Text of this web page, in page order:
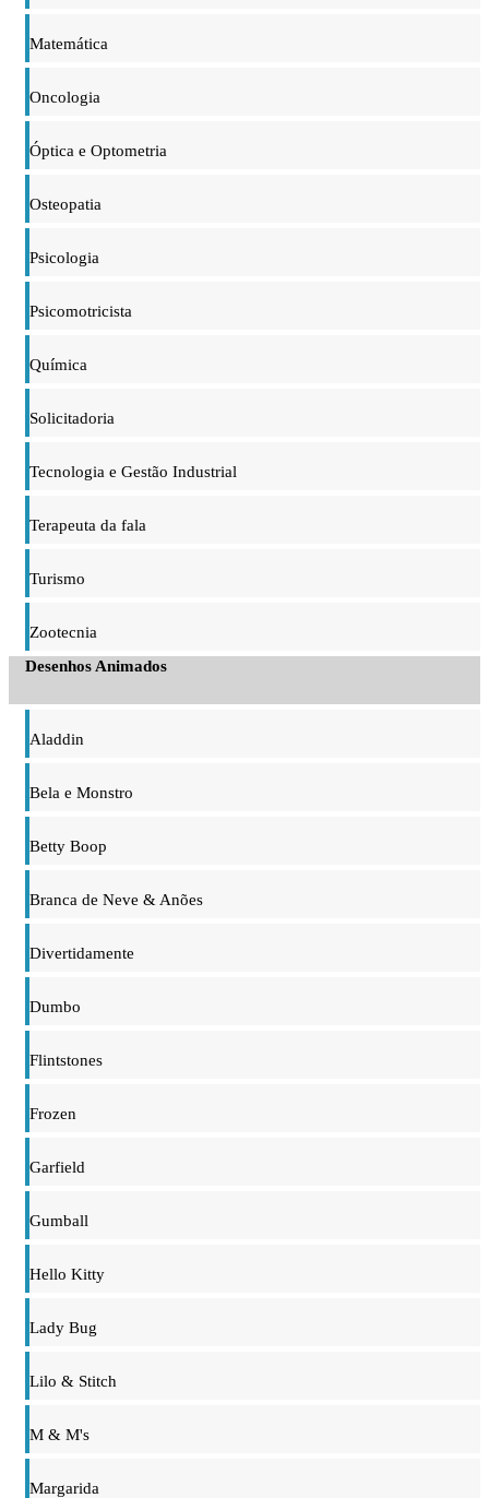
Matemática
Oncologia
Óptica e Optometria
Osteopatia
Psicologia
Psicomotricista
Química
Solicitadoria
Tecnologia e Gestão Industrial
Terapeuta da fala
Turismo
Zootecnia
Desenhos Animados
Aladdin
Bela e Monstro
Betty Boop
Branca de Neve & Anões
Divertidamente
Dumbo
Flintstones
Frozen
Garfield
Gumball
Hello Kitty
Lady Bug
Lilo & Stitch
M & M's
Margarida